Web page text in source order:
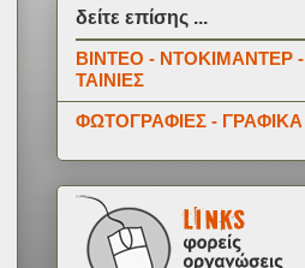
δείτε επίσης ...
ΒΙΝΤΕΟ - ΝΤΟΚΙΜΑΝΤΕΡ -
ΤΑΙΝΙΕΣ
ΦΩΤΟΓΡΑΦΙΕΣ - ΓΡΑΦΙΚΑ